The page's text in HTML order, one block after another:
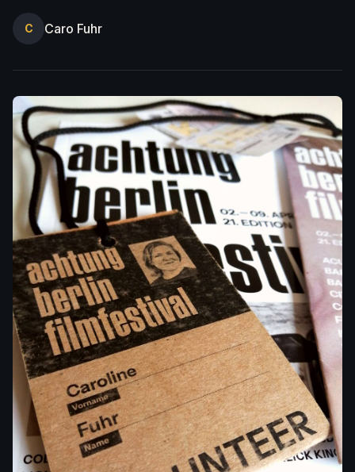
C Caro Fuhr